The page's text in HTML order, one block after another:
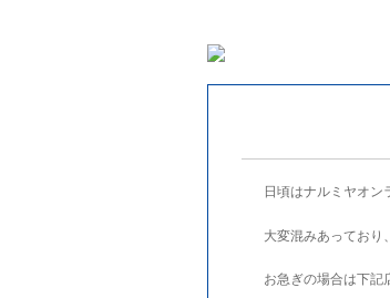
日頃はナルミヤオン
大変混みあっており
お急ぎの場合は下記